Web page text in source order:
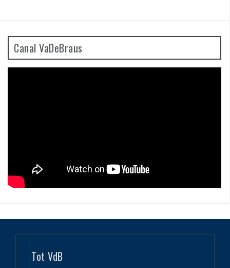
Canal VaDeBraus
Tot VdB